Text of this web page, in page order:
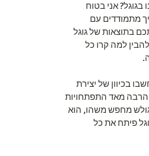
אני בטוח
מתמודדים עם
בתוצאות של גוגל
למה קרו כל
של גוגל, כשגוגל השיקו את המנוע חיפוש שלהם בשנת 1998 הם חשבו בכיוון של יצירת
הרבה מאד התפתחויות
מחפש משהו, הוא
פיתח את כל